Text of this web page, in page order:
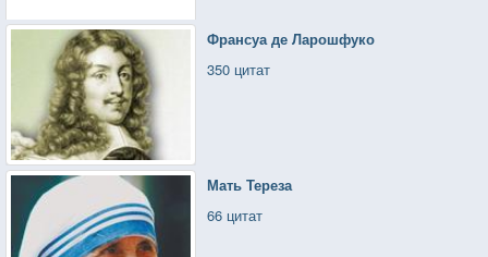
Франсуа де Ларошфуко
350 цитат
Мать Тереза
66 цитат